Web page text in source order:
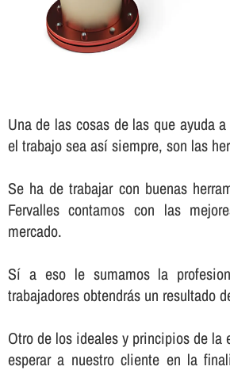
Una de las cosas de las que ayuda
el trabajo sea así­ siempre, son las
Se ha de trabajar con buenas
Fervalles contamos con las
mercado.
Sí­ a eso le sumamos la
trabajadores obtendrás un resultado
Otro de los ideales y principios de la
esperar a nuestro cliente en la